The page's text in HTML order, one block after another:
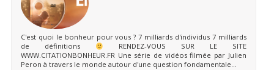
C'est quoi le bonheur pour vous ? 7 milliards d'individus 7 milliards
de définitions
RENDEZ-VOUS SUR LE SITE
WWW.CITATIONBONHEUR.FR Une série de vidéos filmée par Julien
Peron à travers le monde autour d'une question fondamentale...